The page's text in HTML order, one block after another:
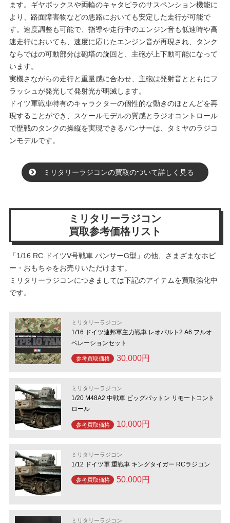
ます。ギヤボックスや両輪のキャタピラのサスペンション機能に
より、路面障害物などの悪路においても安定した走行が可能で
す。速度調整も可能で、指導や走行中のエンジン音も低速時や高
速走行においても、速度に応じたエンジン音が再現され、タンク
ならではの可動部分は砲塔の旋回と、主砲が上下動可能になって
います。
実機さながらの走行と重量感に合わせ、主砲は発射音とともにフ
ラッシュが発光して発射光が明滅します。
ドイツ軍戦車特有のキャラクターの個性的な動きのほとんどを再
現することができ、スケールモデルの質感とラジオコントロール
で歴戦のタンクの操縦を実現できるパンサーは、タミヤのラジコ
ンモデルです。
ミリタリーラジコンの買取のついて詳しく見る
ミリタリーラジコン
買取参考価格リスト
「1/16 RC ドイツV号戦車 パンサーG型」の他、さまざまなホビ
ー・おもちゃをお売りいただけます。
ミリタリーラジコンにつきましては下記のアイテムを買取強化中
です。
ミリタリーラジコン
1/16 ドイツ連邦軍主力戦車 レオパルト2 A6 フルオ
ペレーションセット
参考買取価格 30,000円
ミリタリーラジコン
1/20 M48A2 中戦車 ビッグパットン リモートコント
ロール
参考買取価格 10,000円
ミリタリーラジコン
1/12 ドイツ軍 重戦車 キングタイガー RCラジコン
参考買取価格 50,000円
ミリタリーラジコン